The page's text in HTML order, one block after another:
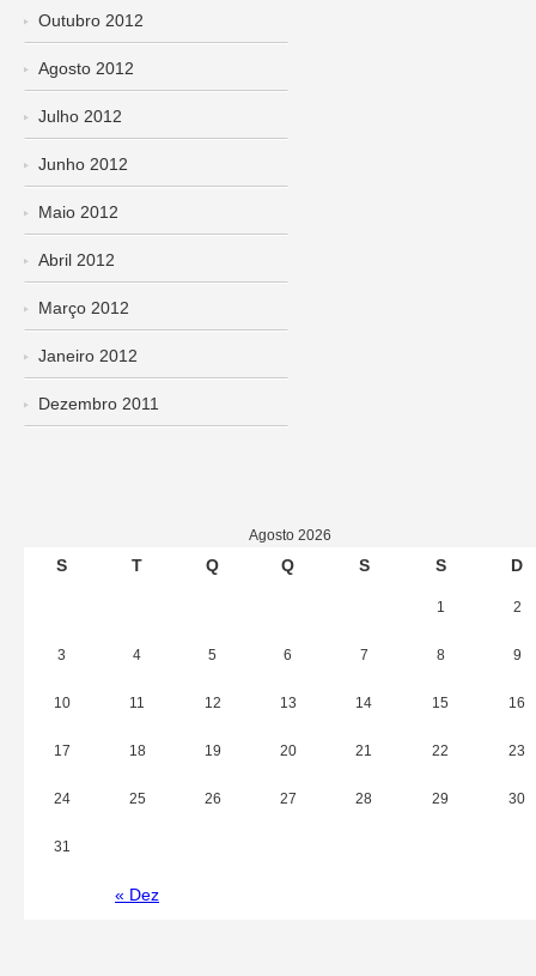
Outubro 2012
Agosto 2012
Julho 2012
Junho 2012
Maio 2012
Abril 2012
Março 2012
Janeiro 2012
Dezembro 2011
Agosto 2026
S T Q Q S S D
« Dez
1 2
3 4 5 6 7 8 9
10 11 12 13 14 15 16
17 18 19 20 21 22 23
24 25 26 27 28 29 30
31